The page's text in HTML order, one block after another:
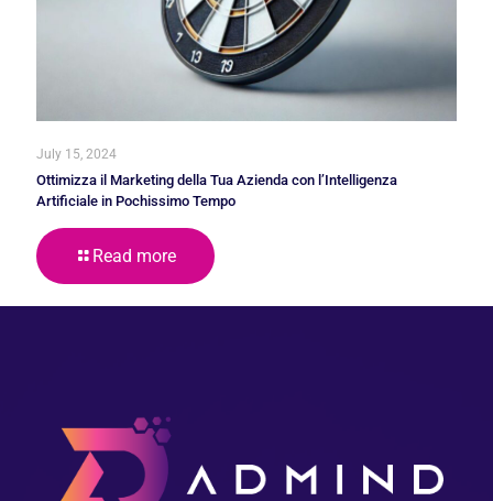
July 15, 2024
Ottimizza il Marketing della Tua Azienda con l’Intelligenza
Artificiale in Pochissimo Tempo
Read more